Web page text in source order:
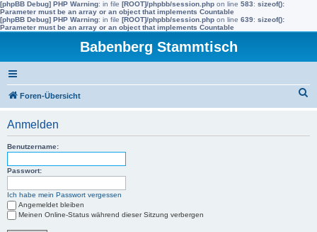
[phpBB Debug] PHP Warning: in file [ROOT]/phpbb/session.php on line 583: sizeof():
Parameter must be an array or an object that implements Countable
[phpBB Debug] PHP Warning: in file [ROOT]/phpbb/session.php on line 639: sizeof():
Parameter must be an array or an object that implements Countable
Babenberg Stammtisch
Foren-Übersicht
Anmelden
Benutzername:
Passwort:
Ich habe mein Passwort vergessen
Angemeldet bleiben
Meinen Online-Status während dieser Sitzung verbergen